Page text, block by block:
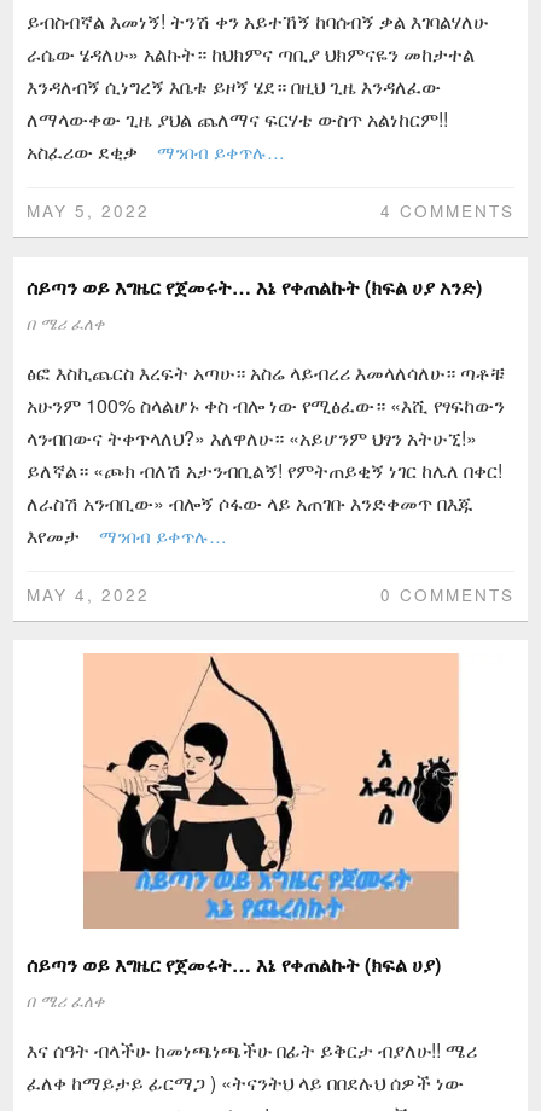
ይብስብኛል እመነኝ! ትንሽ ቀን አይተኸኝ ከባሰብኝ ቃል እገባልሃለሁ
ራሴው ሄዳለሁ» አልኩት። ከህክምና ጣቢያ ህክምናዬን መከታተል
እንዳለብኝ ሲነግረኝ እቤቱ ይዞኝ ሄደ። በዚህ ጊዜ እንዳለፈው
ለማላውቀው ጊዜ ያህል ጨለማና ፍርሃቴ ውስጥ አልነከርም!!
አስፈሪው ደቂቃ
ማንበብ ይቀጥሉ…
MAY 5, 2022 4 COMMENTS
ሰይጣን ወይ እግዜር የጀመሩት… እኔ የቀጠልኩት (ክፍል ሀያ አንድ)
በ ሜሪ ፈለቀ
ፅፎ እስኪጨርስ እረፍት አጣሁ። አስሬ ላይብረሪ እመላለሳለሁ። ጣቶቹ
አሁንም 100% ስላልሆኑ ቀስ ብሎ ነው የሚፅፈው። «እሺ የፃፍከውን
ላንብበውና ትቀጥላለህ?» እለዋለሁ። «አይሆንም ህፃን አትሁኚ!»
ይለኛል። «ጮክ ብለሽ አታንብቢልኝ! የምትጠይቂኝ ነገር ከሌለ በቀር!
ለራስሽ አንብቢው» ብሎኝ ሶፋው ላይ አጠገቡ እንድቀመጥ በእጁ
እየመታ
ማንበብ ይቀጥሉ…
MAY 4, 2022 0 COMMENTS
ሰይጣን ወይ እግዜር የጀመሩት… እኔ የቀጠልኩት (ክፍል ሀያ)
በ ሜሪ ፈለቀ
እና ሰዓት ብላችሁ ከመነጫነጫችሁ በፊት ይቅርታ ብያለሁ!! ሜሪ
ፈለቀ ከማይታይ ፊርማጋ ) «ትናንትህ ላይ በበደሉህ ሰዎች ነው